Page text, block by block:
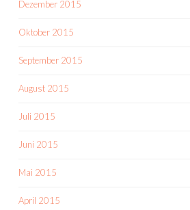
Dezember 2015
Oktober 2015
September 2015
August 2015
Juli 2015
Juni 2015
Mai 2015
April 2015